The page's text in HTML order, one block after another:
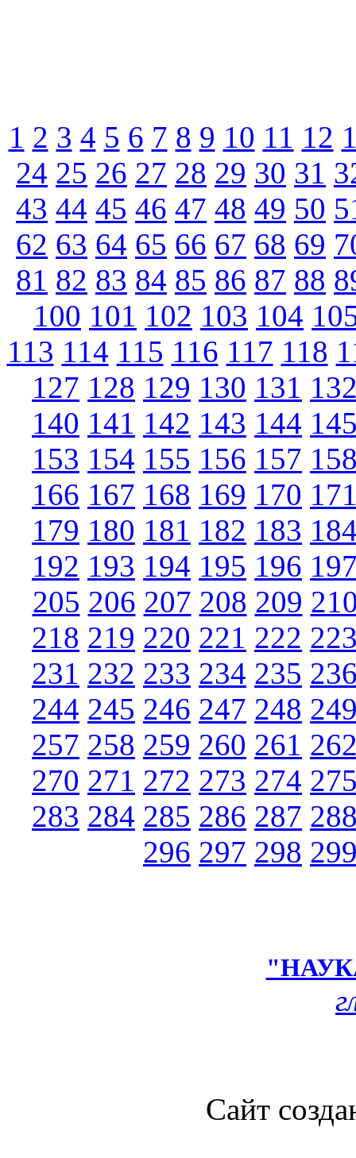
1 2 3 4 5 6 7 8 9 10 11 12
24 25 26 27 28 29 30 31
43 44 45 46 47 48 49 50
62 63 64 65 66 67 68 69
81 82 83 84 85 86 87 88
100 101 102 103 104
113 114 115 116 117 118
127 128 129 130 131
140 141 142 143 144
153 154 155 156 157
166 167 168 169 170
179 180 181 182 183
192 193 194 195 196
205 206 207 208 209
218 219 220 221 222
231 232 233 234 235
244 245 246 247 248
257 258 259 260 261
270 271 272 273 274
283 284 285 286 287
296 297 298
Сайт